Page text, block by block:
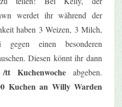
werdet ihr während der
haben 3Weizen, 3 Milch,
gegen einen besonderen
Diesen könnt ihr dann
/tt Kuchenwocheabgeben.
Kuchen an Willy Warden